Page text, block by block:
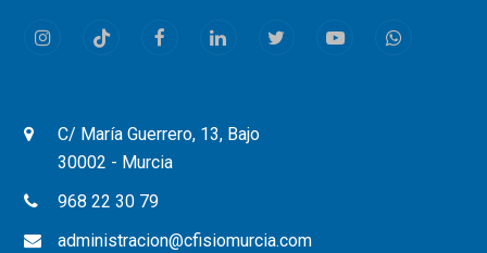
InstagramTiktok FacebookLinkedInTwitterYoutubeWhatsapp
C/ María Guerrero, 13, Bajo
30002 - Murcia
968 22 30 79
administracion@cfisiomurcia.com